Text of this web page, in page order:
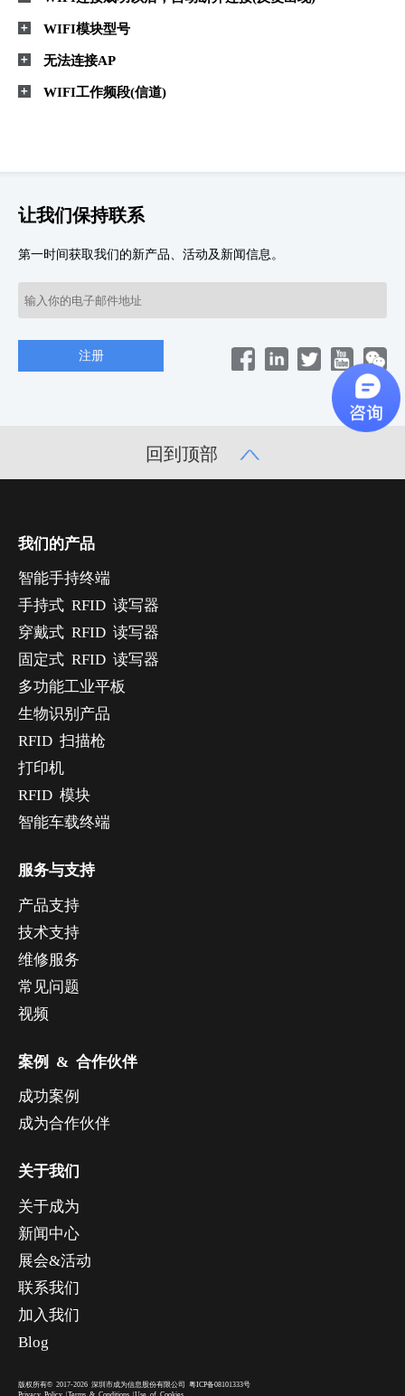
WIFI模块型号
无法连接AP
WIFI工作频段(信道)
让我们保持联系
第一时间获取我们的新产品、活动及新闻信息。
回到顶部
我们的产品
智能手持终端
手持式 RFID 读写器
穿戴式 RFID 读写器
固定式 RFID 读写器
多功能工业平板
生物识别产品
RFID 扫描枪
打印机
RFID 模块
智能车载终端
服务与支持
产品支持
技术支持
维修服务
常见问题
视频
案例 & 合作伙伴
成功案例
成为合作伙伴
关于我们
关于成为
新闻中心
展会&活动
联系我们
加入我们
Blog
版权所有© 2017-2026 深圳市成为信息股份有限公司 粤ICP备08101333号
Privacy Policy |Terms & Conditions |Use of Cookies